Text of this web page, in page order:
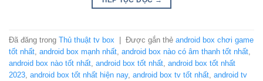
Đã đăng trong Thủ thuật tv box | Được gắn thẻ android box chơi game
tốt nhất android box mạnh nhất android box nào có âm thanh tốt nhất
android box nào tốt nhất android box tốt nhất android box tốt nhất
2023 android box tốt nhất hiện nay, android box tv tốt nhất android tv